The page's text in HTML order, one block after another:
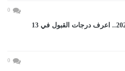
0
تنسيق الثانوى العام 2027.. اعرف درجات القبول في 13
0